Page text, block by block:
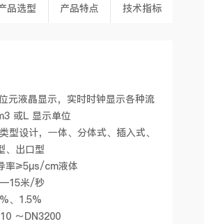
品选型 产品特点 技术指标
元液晶显示，实时时钟显示各种流
或L 显示单位
型设计，一体、分体式、插入式、
、出口型
率≥5μs/cm液体
米/秒
、1.5%
～DN3200